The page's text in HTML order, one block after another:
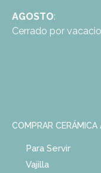
AGOSTO:
Cerrado por
COMPRAR CERÁMICA
Para Servir
Vajilla